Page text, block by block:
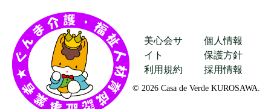
美心会サ
イト
個人情報
保護方針
利用規約
採用情報
© 2026 Casa de Verde KUROSAWA.